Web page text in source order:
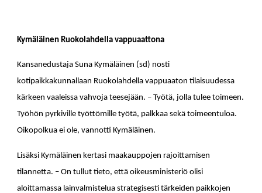
Kymäläinen Ruokolahdella vappuaattona
Kansanedustaja Suna Kymäläinen (sd) nosti
kotipaikkakunnallaan Ruokolahdella vappuaaton tilaisuudessa
kärkeen vaaleissa vahvoja teesejään. – Työtä, jolla tulee toimeen.
Työhön pyrkiville työttömille työtä, palkkaa sekä toimeentuloa.
Oikopolkua ei ole, vannotti Kymäläinen.
Lisäksi Kymäläinen kertasi maakauppojen rajoittamisen
tilannetta. – On tullut tieto, että oikeusministeriö olisi
aloittamassa lainvalmistelua strategisesti tärkeiden paikkojen